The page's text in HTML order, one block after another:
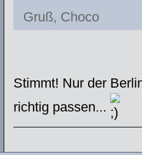
Gruß, Choco
Stimmt! Nur der
richtig passen...